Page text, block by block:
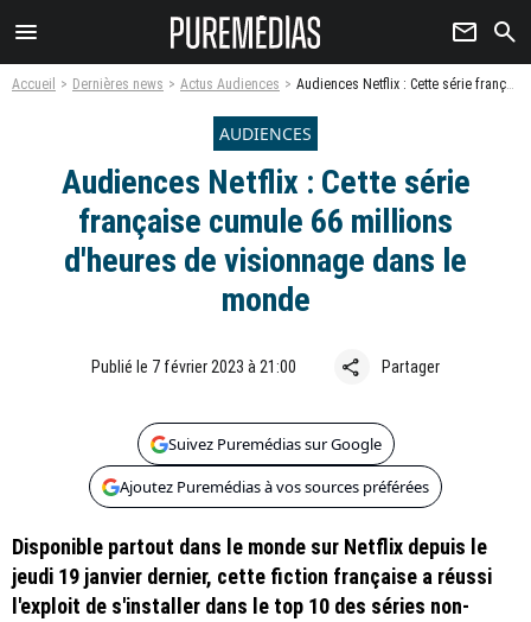
menu newsletter search
Accueil Dernières news Actus Audiences Audiences Netflix : Cette série française cumule 66 millions d'heures de visionnage dans le monde
AUDIENCES
Audiences Netflix : Cette série
française cumule 66 millions
d'heures de visionnage dans le
monde
Publié le 7 février 2023 à 21:00 share Partager
Suivez Puremédias sur Google
Ajoutez Puremédias à vos sources préférées
Disponible partout dans le monde sur Netflix depuis le
jeudi 19 janvier dernier, cette fiction française a réussi
l'exploit de s'installer dans le top 10 des séries non-